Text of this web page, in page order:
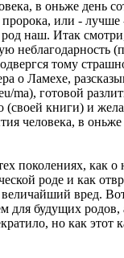
в оньже
или -
наш. Итак
неблагодарность
тому
о Ламехе,
готовой
книги) и
человека, в
поколениях, как
роде и как
вред.
для будущих
но как этот